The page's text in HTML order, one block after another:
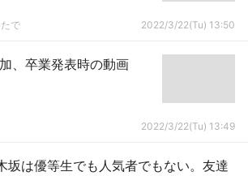
で 2022/3/22(Tu) 13:50
、卒業発表時の動画
2022/3/22(Tu) 13:49
坂は優等生でも人気者でもない。友達